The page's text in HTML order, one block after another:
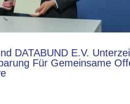
DATABUND E.V.
Für Gemeinsame